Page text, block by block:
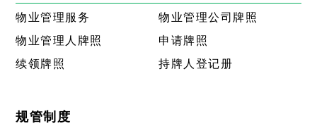
物业管理服务
物业管理公司牌照
物业管理人牌照
申请牌照
续领牌照
持牌人登记册
规管制度